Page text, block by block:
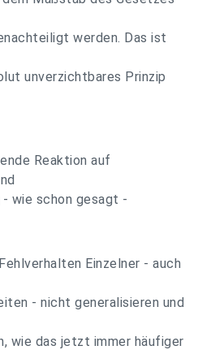
werden. Das ist
unverzichtbares Prinzip
Reaktion auf
- wie schon gesagt -
Einzelner - auch
- nicht generalisieren und
wie das jetzt immer häufiger